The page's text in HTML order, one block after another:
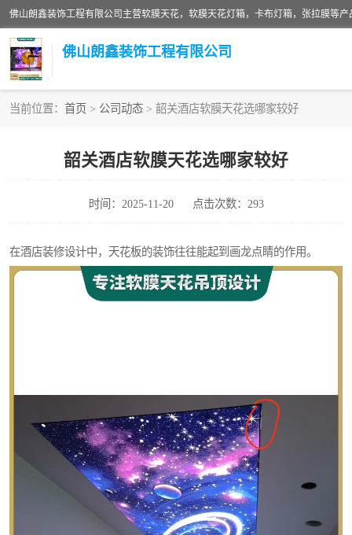
佛山朗鑫装饰工程有限公司
当前位置： 首页 > 公司动态 > 韶关酒店软膜天花选哪家较好
韶关酒店软膜天花选哪家较好
时间：2025-11-20 点击次数：293
在酒店装修设计中，天花板的装饰往往能起到画龙点睛的作用。